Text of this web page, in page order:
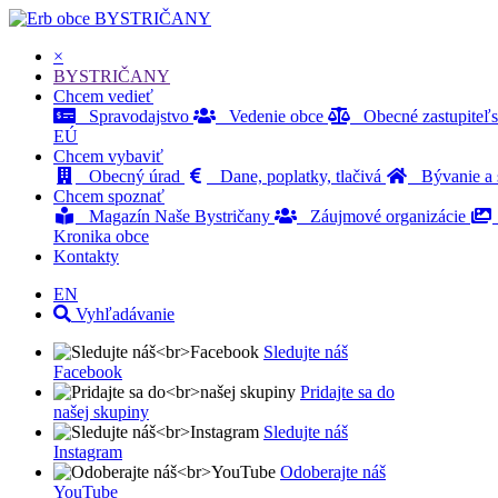
BYSTRIČANY
×
BYSTRIČANY
Chcem vedieť
Spravodajstvo
Vedenie obce
Obecné
EÚ
Chcem vybaviť
Obecný úrad
Dane, poplatky, tlačivá
Bývanie a
Chcem spoznať
Magazín Naše Bystričany
Záujmové organizácie
Kronika obce
Kontakty
EN
Vyhľadávanie
Sledujte náš
Facebook
Pridajte sa do
našej skupiny
Sledujte náš
Instagram
Odoberajte náš
YouTube